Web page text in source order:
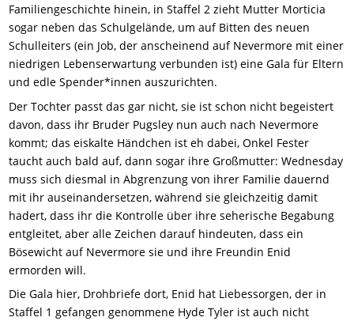
Familiengeschichte hinein, in Staffel 2 zieht Mutter Morticia
sogar neben das Schulgelände, um auf Bitten des neuen
Schulleiters (ein Job, der anscheinend auf Nevermore mit einer
niedrigen Lebenserwartung verbunden ist) eine Gala für Eltern
und edle Spender*innen auszurichten.
Der Tochter passt das gar nicht, sie ist schon nicht begeistert
davon, dass ihr Bruder Pugsley nun auch nach Nevermore
kommt; das eiskalte Händchen ist eh dabei, Onkel Fester
taucht auch bald auf, dann sogar ihre Großmutter: Wednesday
muss sich diesmal in Abgrenzung von ihrer Familie dauernd
mit ihr auseinandersetzen, während sie gleichzeitig damit
hadert, dass ihr die Kontrolle über ihre seherische Begabung
entgleitet, aber alle Zeichen darauf hindeuten, dass ein
Bösewicht auf Nevermore sie und ihre Freundin Enid
ermorden will.
Die Gala hier, Drohbriefe dort, Enid hat Liebessorgen, der in
Staffel 1 gefangen genommene Hyde Tyler ist auch nicht